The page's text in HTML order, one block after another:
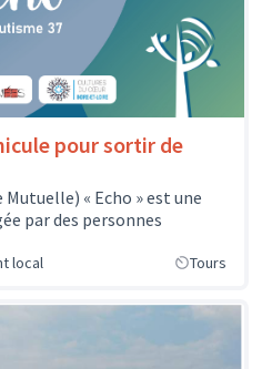
pour sortir de
Mutuelle) « Echo » est une
par des personnes
local Tours